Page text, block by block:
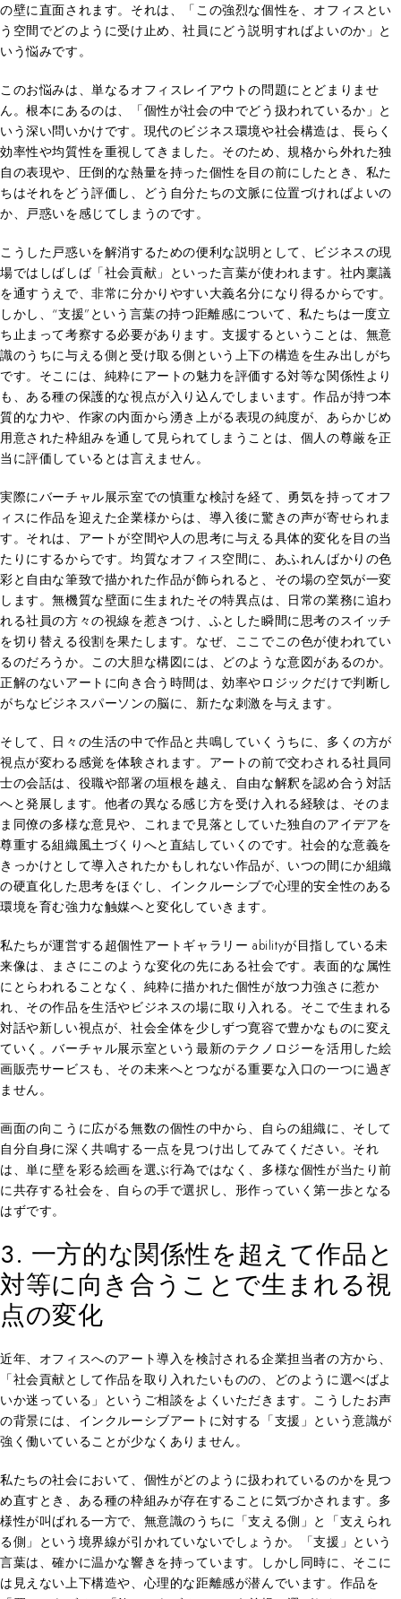
の壁に直面されます。それは、「この強烈な個性を、オフィスとい
う空間でどのように受け止め、社員にどう説明すればよいのか」と
いう悩みです。
このお悩みは、単なるオフィスレイアウトの問題にとどまりませ
ん。根本にあるのは、「個性が社会の中でどう扱われているか」と
いう深い問いかけです。現代のビジネス環境や社会構造は、長らく
効率性や均質性を重視してきました。そのため、規格から外れた独
自の表現や、圧倒的な熱量を持った個性を目の前にしたとき、私た
ちはそれをどう評価し、どう自分たちの文脈に位置づければよいの
か、戸惑いを感じてしまうのです。
こうした戸惑いを解消するための便利な説明として、ビジネスの現
場ではしばしば「社会貢献」といった言葉が使われます。社内稟議
を通すうえで、非常に分かりやすい大義名分になり得るからです。
しかし、“支援”という言葉の持つ距離感について、私たちは一度立
ち止まって考察する必要があります。支援するということは、無意
識のうちに与える側と受け取る側という上下の構造を生み出しがち
です。そこには、純粋にアートの魅力を評価する対等な関係性より
も、ある種の保護的な視点が入り込んでしまいます。作品が持つ本
質的な力や、作家の内面から湧き上がる表現の純度が、あらかじめ
用意された枠組みを通して見られてしまうことは、個人の尊厳を正
当に評価しているとは言えません。
実際にバーチャル展示室での慎重な検討を経て、勇気を持ってオフ
ィスに作品を迎えた企業様からは、導入後に驚きの声が寄せられま
す。それは、アートが空間や人の思考に与える具体的変化を目の当
たりにするからです。均質なオフィス空間に、あふれんばかりの色
彩と自由な筆致で描かれた作品が飾られると、その場の空気が一変
します。無機質な壁面に生まれたその特異点は、日常の業務に追わ
れる社員の方々の視線を惹きつけ、ふとした瞬間に思考のスイッチ
を切り替える役割を果たします。なぜ、ここでこの色が使われてい
るのだろうか。この大胆な構図には、どのような意図があるのか。
正解のないアートに向き合う時間は、効率やロジックだけで判断し
がちなビジネスパーソンの脳に、新たな刺激を与えます。
そして、日々の生活の中で作品と共鳴していくうちに、多くの方が
視点が変わる感覚を体験されます。アートの前で交わされる社員同
士の会話は、役職や部署の垣根を越え、自由な解釈を認め合う対話
へと発展します。他者の異なる感じ方を受け入れる経験は、そのま
ま同僚の多様な意見や、これまで見落としていた独自のアイデアを
尊重する組織風土づくりへと直結していくのです。社会的な意義を
きっかけとして導入されたかもしれない作品が、いつの間にか組織
の硬直化した思考をほぐし、インクルーシブで心理的安全性のある
環境を育む強力な触媒へと変化していきます。
私たちが運営する超個性アートギャラリー abilityが目指している未
来像は、まさにこのような変化の先にある社会です。表面的な属性
にとらわれることなく、純粋に描かれた個性が放つ力強さに惹か
れ、その作品を生活やビジネスの場に取り入れる。そこで生まれる
対話や新しい視点が、社会全体を少しずつ寛容で豊かなものに変え
ていく。バーチャル展示室という最新のテクノロジーを活用した絵
画販売サービスも、その未来へとつながる重要な入口の一つに過ぎ
ません。
画面の向こうに広がる無数の個性の中から、自らの組織に、そして
自分自身に深く共鳴する一点を見つけ出してみてください。それ
は、単に壁を彩る絵画を選ぶ行為ではなく、多様な個性が当たり前
に共存する社会を、自らの手で選択し、形作っていく第一歩となる
はずです。
3. 一方的な関係性を超えて作品と
対等に向き合うことで生まれる視
点の変化
近年、オフィスへのアート導入を検討される企業担当者の方から、
「社会貢献として作品を取り入れたいものの、どのように選べばよ
いか迷っている」というご相談をよくいただきます。こうしたお声
の背景には、インクルーシブアートに対する「支援」という意識が
強く働いていることが少なくありません。
私たちの社会において、個性がどのように扱われているのかを見つ
め直すとき、ある種の枠組みが存在することに気づかされます。多
様性が叫ばれる一方で、無意識のうちに「支える側」と「支えられ
る側」という境界線が引かれていないでしょうか。「支援」という
言葉は、確かに温かな響きを持っています。しかし同時に、そこに
は見えない上下構造や、心理的な距離感が潜んでいます。作品を